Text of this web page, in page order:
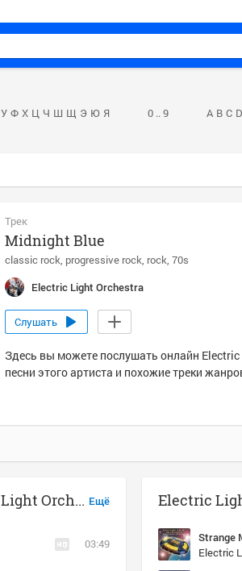
У Ф Х Ц Ч Ш Щ Э Ю Я 0 .. 9 A B C D
Трек
Midnight Blue
classic rock progressive rock rock 70s
Electric Light Orchestra
Слушать
Здесь вы можете послушать онлайн
песни этого артиста и похожие треки
Ещё
Музыка похожая на Electric Light Orchestra - Midnight Blue
03:49
Electric
Strange
Electric